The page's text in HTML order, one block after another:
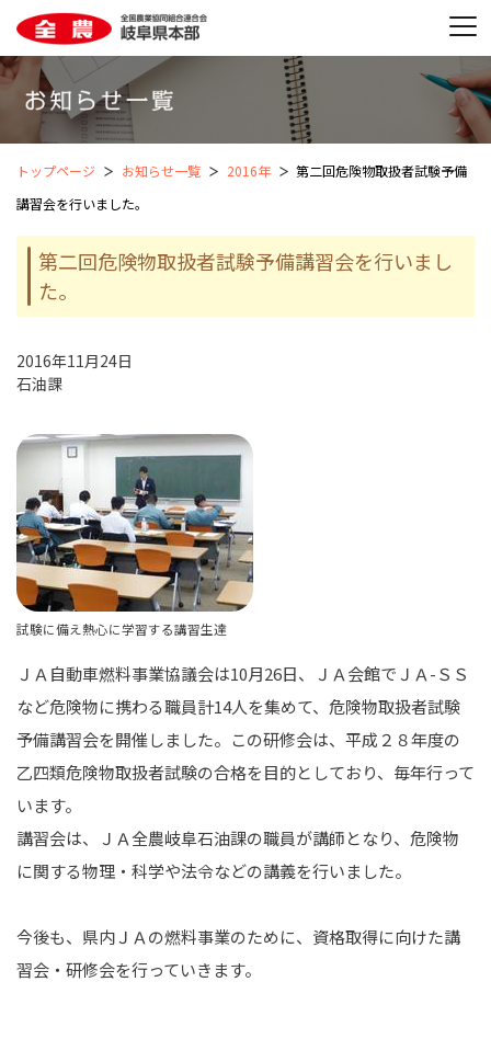
トップページ お知らせ一覧 2016年
第二回危険物取扱者試験予備
講習会を行いました。
第二回危険物取扱者試験予備講習会を行いまし
た。
2016年11月24日
石油課
試験に備え熱心に学習する講習生達
ＪＡ自動車燃料事業協議会は10月26日、ＪＡ会館でＪＡ-ＳＳ
など危険物に携わる職員計14人を集めて、危険物取扱者試験
予備講習会を開催しました。この研修会は、平成２８年度の
乙四類危険物取扱者試験の合格を目的としており、毎年行って
います。
講習会は、ＪＡ全農岐阜石油課の職員が講師となり、危険物
に関する物理・科学や法令などの講義を行いました。
今後も、県内ＪＡの燃料事業のために、資格取得に向けた講
習会・研修会を行っていきます。